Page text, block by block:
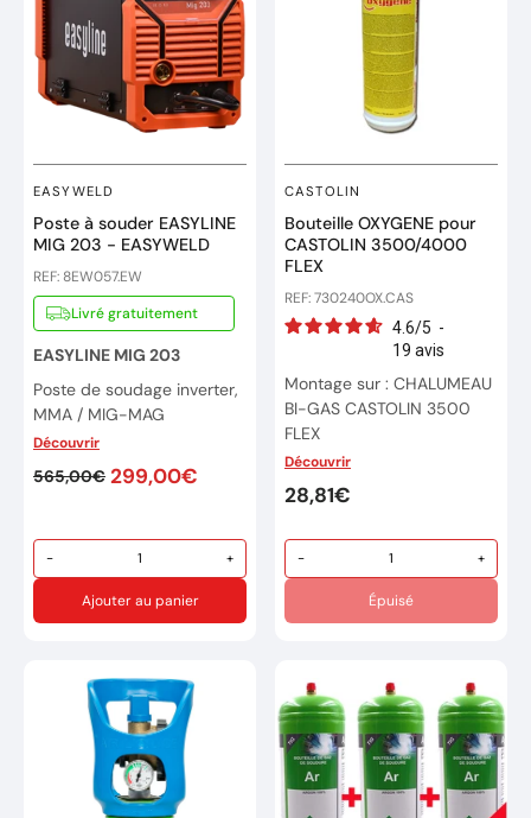
EASYWELD
Poste à souder EASYLINE
MIG 203 - EASYWELD
REF: 8EW057.EW
Livré gratuitement
EASYLINE MIG 203
Poste de soudage inverter,
MMA / MIG-MAG
Utilisation facile pour
l'Aluminium, l'Acier, fil fourré
portable monophasé.
Intensité nominale:
200Amp @ 60%
portable
• Affichage digital des
paramètres
• Inversion de la polarité
pour fil fourré sans gaz
Découvrir
565,00€ 299,00€
- +
Ajouter au panier
CASTOLIN
Bouteille OXYGENE pour
CASTOLIN 3500/4000
FLEX
REF: 730240OX.CAS
4.6/5 -
19 avis
Montage sur : CHALUMEAU
BI-GAS CASTOLIN 3500
FLEX
Ref : 730240 OX
Bouteille d'oxygène remplie
Pression 165 Bars.
Oxygene UN1072
Valve de filetage M12
Réference: 730240OX
Découvrir
28,81€
- +
Épuisé